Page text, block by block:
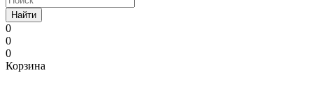
Найти
0
0
0
Корзина